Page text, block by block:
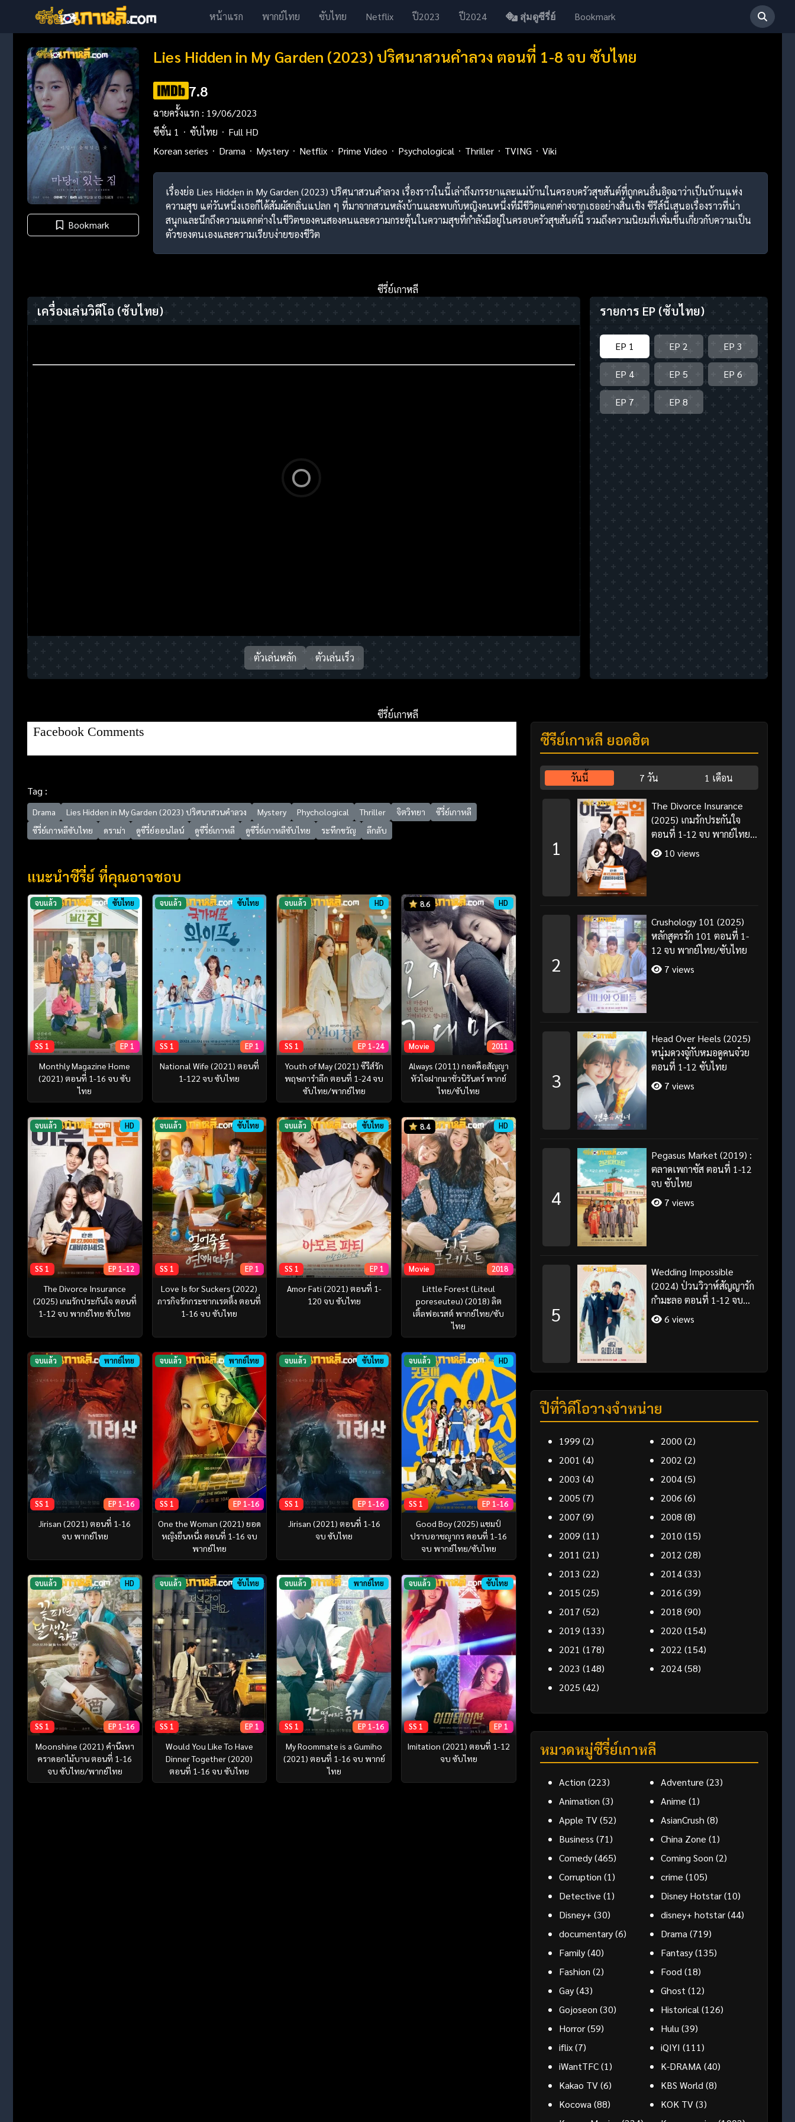
หน้าแรก พากย์ไทย ซับไทย Netflix ปี2023 ปี2024 สุ่มดูซีรี่ย์ Bookmark
Bookmark
Lies Hidden in My Garden (2023) ปริศนาสวนคำลวง ตอนที่ 1-8 จบ ซับไทย
7.8
ฉายครั้งแรก : 19/06/2023
ซีซั่น 1
ซับไทย
Full HD
Korean series
Drama Mystery Netflix Prime Video Psychological Thriller TVING Viki
เรื่องย่อ Lies Hidden in My Garden (2023) ปริศนาสวนคำลวง เรื่องราวในนี้เล่าถึงภรรยาและแม่บ้านในครอบครัวสุขสันต์ที่ถูกคนอื่นอิจฉาว่าเป็นบ้านแห่ง
ความสุข แต่วันหนึ่งเธอก็ได้สัมผัสกลิ่นแปลก ๆ ที่มาจากสวนหลังบ้านและพบกับหญิงคนหนึ่งที่มีชีวิตแตกต่างจากเธออย่างสิ้นเชิง ซีรีส์นี้เสนอเรื่องราวที่น่า
สนุกและนึกถึงความแตกต่างในชีวิตของคนสองคนและความกระตุ้นในความสุขที่กำลังมีอยู่ในครอบครัวสุขสันต์นี้ รวมถึงความนิยมที่เพิ่มขึ้นเกี่ยวกับความเป็น
ตัวของตนเองและความเรียบง่ายของชีวิต
ซีรี่ย์เกาหลี
เครื่องเล่นวิดีโอ (ซับไทย)
ตัวเล่นหลัก ตัวเล่นเร็ว
รายการ EP (ซับไทย)
EP 1 EP 2 EP 3
EP 4 EP 5 EP 6
EP 7 EP 8
ซีรี่ย์เกาหลี
Facebook Comments
Tag :
Drama Lies Hidden in My Garden (2023) ปริศนาสวนคำลวง Mystery Phychological Thriller จิตวิทยา
ซีรี่ย์เกาหลี
ซีรี่ย์เกาหลีซับไทย
ดราม่า ดูซีรี่ย์ออนไลน์ ดูซีรี่ย์เกาหลี ดูซีรี่ย์เกาหลีซับไทย ระทึกขวัญ ลึกลับ
แนะนำซีรี่ย์ ที่คุณอาจชอบ
จบแล้ว ซับไทย
SS 1 EP 1
Monthly Magazine Home
(2021) ตอนที่ 1-16 จบ ซับ
ไทย
จบแล้ว ซับไทย
SS 1 EP 1
National Wife (2021) ตอนที่
1-122 จบ ซับไทย
จบแล้ว HD
SS 1 EP 1-24
Youth of May (2021) ซีรีส์รัก
พฤษภารำลึก ตอนที่ 1-24 จบ
ซับไทย/พากย์ไทย
8.6 HD
Movie 2011
Always (2011) กอดคือสัญญา
หัวใจฝากมาชั่วนิรันดร์ พากย์
ไทย/ซับไทย
จบแล้ว HD
SS 1 EP 1-12
The Divorce Insurance
(2025) เกมรักประกันใจ ตอนที่
1-12 จบ พากย์ไทย ซับไทย
จบแล้ว ซับไทย
SS 1 EP 1
Love Is for Suckers (2022)
ภารกิจรักกระชากเรตติ้ง ตอนที่
1-16 จบ ซับไทย
จบแล้ว ซับไทย
SS 1 EP 1
Amor Fati (2021) ตอนที่ 1-
120 จบ ซับไทย
8.4 HD
Movie 2018
Little Forest (Liteul
poreseuteu) (2018) ลิต
เติ้ลฟอเรสต์ พากย์ไทย/ซับ
ไทย
จบแล้ว พากย์ไทย
SS 1 EP 1-16
Jirisan (2021) ตอนที่ 1-16
จบ พากย์ไทย
จบแล้ว พากย์ไทย
SS 1 EP 1-16
One the Woman (2021) ยอด
หญิงยืนหนึ่ง ตอนที่ 1-16 จบ
พากย์ไทย
จบแล้ว ซับไทย
SS 1 EP 1-16
Jirisan (2021) ตอนที่ 1-16
จบ ซับไทย
จบแล้ว HD
SS 1 EP 1-16
Good Boy (2025) แชมป์
ปราบอาชญากร ตอนที่ 1-16
จบ พากย์ไทย/ซับไทย
จบแล้ว HD
SS 1 EP 1-16
Moonshine (2021) คำนึงหา
คราดอกไม้บาน ตอนที่ 1-16
จบ ซับไทย/พากย์ไทย
จบแล้ว ซับไทย
SS 1 EP 1
Would You Like To Have
Dinner Together (2020)
ตอนที่ 1-16 จบ ซับไทย
จบแล้ว พากย์ไทย
SS 1 EP 1-16
My Roommate is a Gumiho
(2021) ตอนที่ 1-16 จบ พากย์
ไทย
จบแล้ว ซับไทย
SS 1 EP 1
Imitation (2021) ตอนที่ 1-12
จบ ซับไทย
ซีรี่ย์เกาหลี ยอดฮิต
วันนี้ 7 วัน 1 เดือน
1
The Divorce Insurance
(2025) เกมรักประกันใจ
ตอนที่ 1-12 จบ พากย์ไทย
ซับไทย10 views
2
Crushology 101 (2025)
หลักสูตรรัก 101 ตอนที่ 1-
12 จบ พากย์ไทย/ซับไทย
7 views
3
Head Over Heels (2025)
หนุ่มดวงจู๋กับหมอดูคนจ๋วย
ตอนที่ 1-12 ซับไทย
7 views
4
Pegasus Market (2019) :
ตลาดเพกาซัส ตอนที่ 1-12
จบ ซับไทย
7 views
5
Wedding Impossible
(2024) ป่วนวิวาห์สัญญารัก
กำมะลอ ตอนที่ 1-12 จบ
พากย์ไทย/ซับไทย
6 views
ปีที่วิดีโอวางจำหน่าย
1999 (2) 2000 (2)
2001 (4) 2002 (2)
2003 (4) 2004(5)
2005 (7) 2006 (6)
2007 (9) 2008 (8)
2009 (11) 2010 (15)
2011 (21) 2012 (28)
2013 (22) 2014(33)
2015 (25) 2016 (39)
2017 (52) 2018 (90)
2019 (133) 2020 (154)
2021 (178) 2022 (154)
2023 (148) 2024(58)
2025 (42)
หมวดหมู่ซีรี่ย์เกาหลี
Action (223) Adventure (23)
Animation (3) Anime (1)
Apple TV(52) AsianCrush (8)
Business (71) China Zone (1)
Comedy(465) Coming Soon (2)
Corruption (1) crime (105)
Detective (1) Disney Hotstar(10)
Disney+ (30) disney+ hotstar(44)
documentary(6) Drama (719)
Family(40) Fantasy(135)
Fashion (2) Food (18)
Gay(43) Ghost (12)
Gojoseon (30) Historical (126)
Horror(59) Hulu (39)
iflix(7) iQIYI (111)
iWantTFC(1) K-DRAMA (40)
Kakao TV(6) KBS World (8)
Kocowa (88) KOK TV(3)